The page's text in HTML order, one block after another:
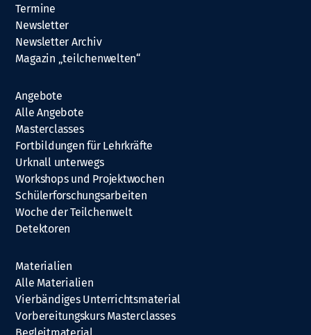
Termine
Newsletter
Newsletter Archiv
Magazin „teilchenwelten“
Angebote
Alle Angebote
Masterclasses
Fortbildungen für Lehrkräfte
Urknall unterwegs
Workshops und Projektwochen
Schülerforschungsarbeiten
Woche der Teilchenwelt
Detektoren
Materialien
Alle Materialien
Vierbändiges Unterrichtsmaterial
Vorbereitungskurs Masterclasses